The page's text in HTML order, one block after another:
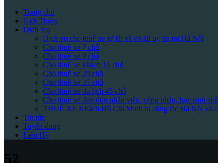
Trang chủ
Giới Thiệu
Dịch Vụ
Dịch vụ cho thuê xe tự lái và có lái uy tín tại Hà Nội
Cho thuê xe 7 chỗ
Cho thuê xe 9 chỗ
Cho thuê xe khách 16 chỗ
Cho thuê xe 29 chỗ
Cho thuê xe 35 chỗ
Cho thuê xe du lịch 45 chỗ
Cho thuê xe đưa đón nhân viên, công nhân, học sinh
THUÊ XE Khách Hồ Chí Minh ra công tác Hà Nội và
Tin tức
Tuyển dụng
Liên Hệ